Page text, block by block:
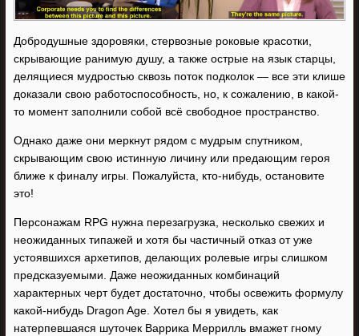
Добродушные здоровяки, стервозные роковые красотки,
скрывающие ранимую душу, а также острые на язык старцы,
делящиеся мудростью сквозь поток подколок — все эти клише
доказали свою работоспособность, но, к сожалению, в какой-
то момент заполнили собой всё свободное пространство.
Однако даже они меркнут рядом с мудрым спутником,
скрывающим свою истинную личину или предающим героя
ближе к финалу игры. Пожалуйста, кто-нибудь, остановите
это!
Персонажам RPG нужна перезагрузка, несколько свежих и
неожиданных типажей и хотя бы частичный отказ от уже
устоявшихся архетипов, делающих ролевые игры слишком
предсказуемыми. Даже неожиданных комбинаций
характерных черт будет достаточно, чтобы освежить формулу
какой-нибудь Dragon Age. Хотел бы я увидеть, как
натерпевшаяся шуточек Варрика Меррилль вмажет гному